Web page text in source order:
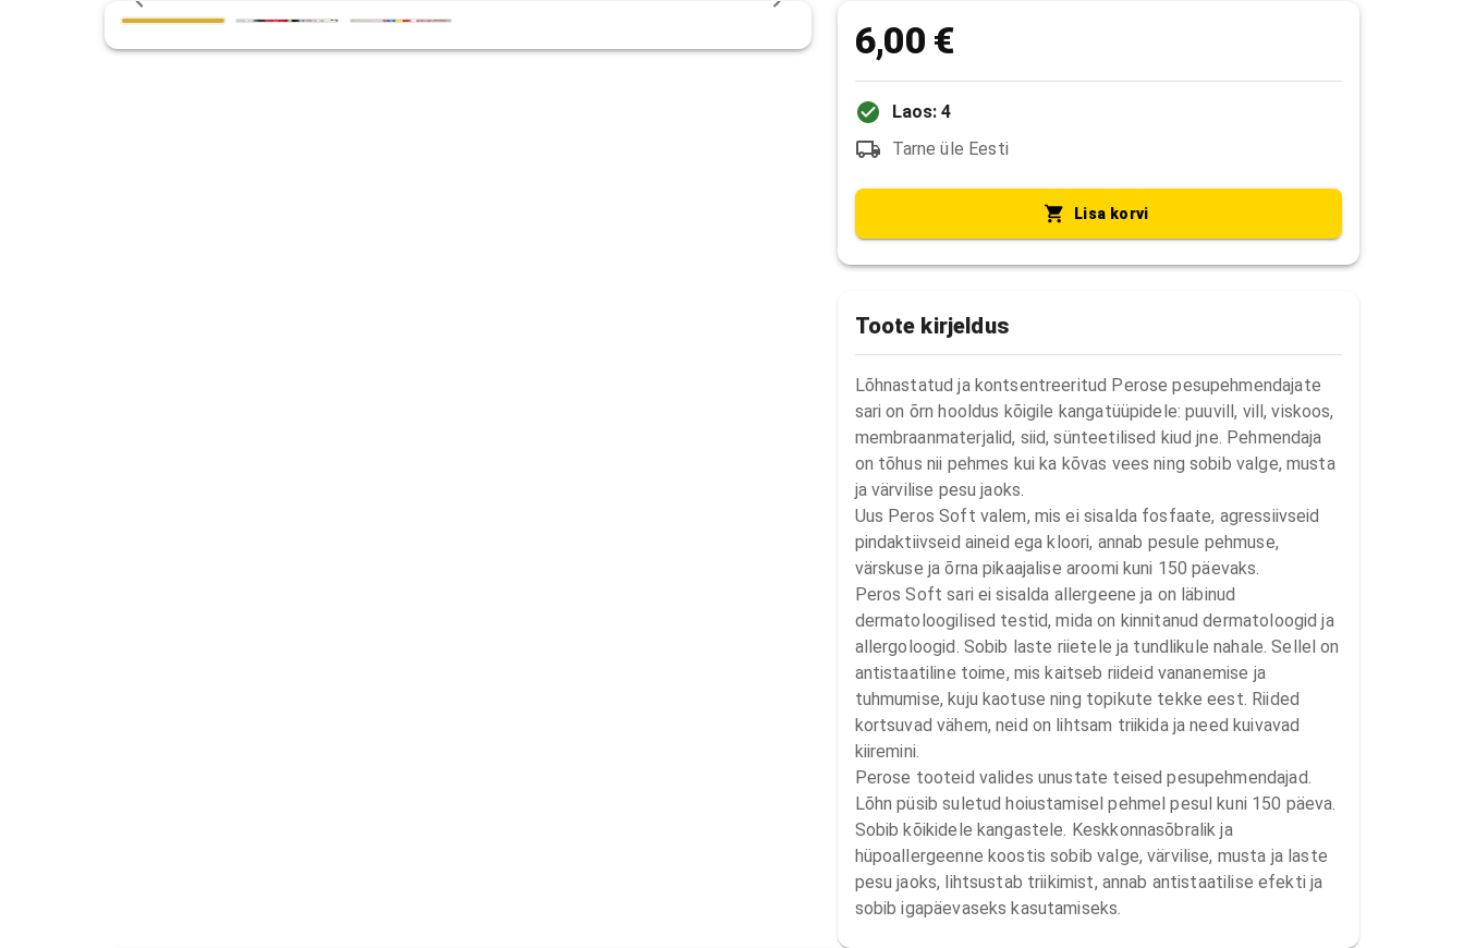
6,00 €
Laos: 4
Tarne üle Eesti
Lisa korvi
Toote kirjeldus
Lõhnastatud ja kontsentreeritud Perose pesupehmendajate
sari on õrn hooldus kõigile kangatüüpidele: puuvill, vill, viskoos,
membraanmaterjalid, siid, sünteetilised kiud jne. Pehmendaja
on tõhus nii pehmes kui ka kõvas vees ning sobib valge, musta
ja värvilise pesu jaoks.
Uus Peros Soft valem, mis ei sisalda fosfaate, agressiivseid
pindaktiivseid aineid ega kloori, annab pesule pehmuse,
värskuse ja õrna pikaajalise aroomi kuni 150 päevaks.
Peros Soft sari ei sisalda allergeene ja on läbinud
dermatoloogilised testid, mida on kinnitanud dermatoloogid ja
allergoloogid. Sobib laste riietele ja tundlikule nahale. Sellel on
antistaatiline toime, mis kaitseb riideid vananemise ja
tuhmumise, kuju kaotuse ning topikute tekke eest. Riided
kortsuvad vähem, neid on lihtsam triikida ja need kuivavad
kiiremini.
Perose tooteid valides unustate teised pesupehmendajad.
Lõhn püsib suletud hoiustamisel pehmel pesul kuni 150 päeva.
Sobib kõikidele kangastele. Keskkonnasõbralik ja
hüpoallergeenne koostis sobib valge, värvilise, musta ja laste
pesu jaoks, lihtsustab triikimist, annab antistaatilise efekti ja
sobib igapäevaseks kasutamiseks.